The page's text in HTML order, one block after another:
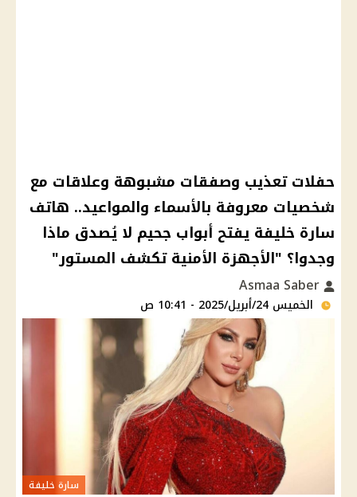
حفلات تعذيب وصفقات مشبوهة وعلاقات مع
شخصيات معروفة بالأسماء والمواعيد.. هاتف
سارة خليفة يفتح أبواب جحيم لا يُصدق ماذا
وجدوا؟ "الأجهزة الأمنية تكشف المستور"
الخميس 24/أبريل/2025 - 10:41 ص
سارة خليفة